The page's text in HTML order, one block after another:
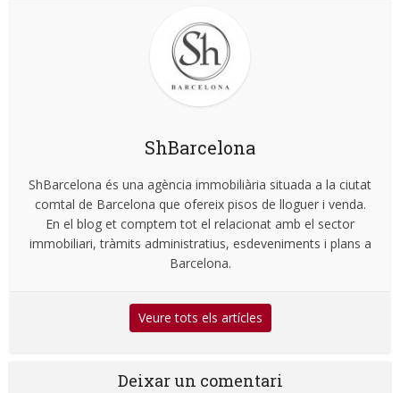
ShBarcelona
ShBarcelona és una agència immobiliària situada a la ciutat
comtal de Barcelona que ofereix pisos de lloguer i venda.
En el blog et comptem tot el relacionat amb el sector
immobiliari, tràmits administratius, esdeveniments i plans a
Barcelona.
Veure tots els artícles
Deixar un comentari